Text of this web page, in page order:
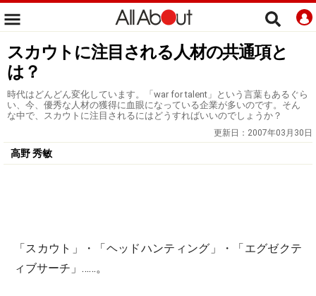
スカウトに注目される人材の共通項と
は？
時代はどんどん変化しています。「war for talent」という言葉もあるぐら
い、今、優秀な人材の獲得に血眼になっている企業が多いのです。そん
な中で、スカウトに注目されるにはどうすればいいのでしょうか？
更新日： 2007年03月30日
高野 秀敏
「スカウト」・「ヘッドハンティング」・「エグゼクテ
ィブサーチ」……。